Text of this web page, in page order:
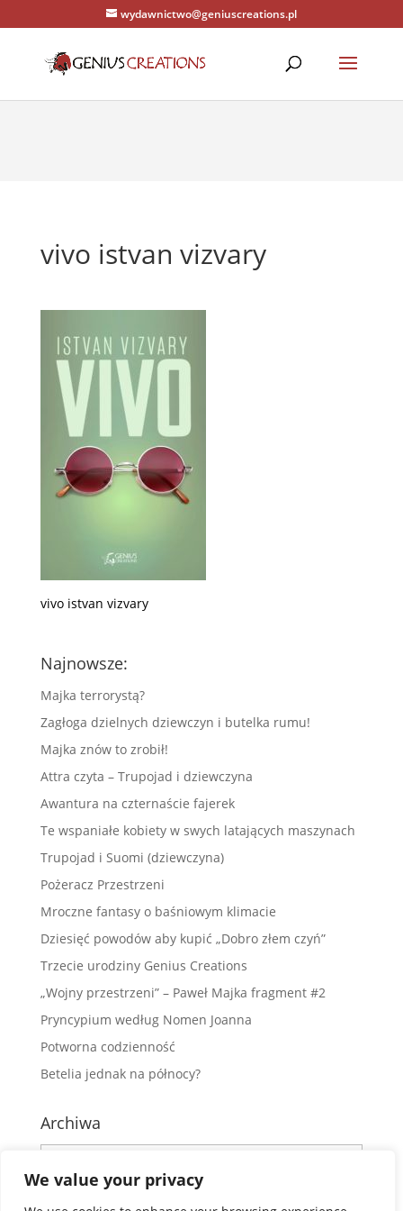
We value your privacy
Warning: Constant WP_CACHE already defined in
/home/zenstrona/domains/geniuscreations.pl/public_html/wp-
config.phpon line 94
wydawnictwo@geniuscreations.pl
vivo istvan vizvary
vivo istvan vizvary
Najnowsze:
Majka terrorystą?
Zagłoga dzielnych dziewczyn i butelka rumu!
Majka znów to zrobił!
Attra czyta – Trupojad i dziewczyna
Awantura na czternaście fajerek
Te wspaniałe kobiety w swych latających maszynach
Trupojad i Suomi (dziewczyna)
Pożeracz Przestrzeni
Mroczne fantasy o baśniowym klimacie
Dziesięć powodów aby kupić „Dobro złem czyń”
Trzecie urodziny Genius Creations
„Wojny przestrzeni” – Paweł Majka fragment #2
Pryncypium według Nomen Joanna
Potworna codzienność
Betelia jednak na północy?
Archiwa
Archiwa